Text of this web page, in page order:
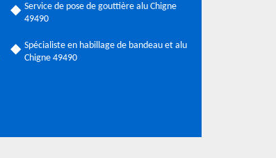
Service de pose de gouttière alu Chigne
49490
Spécialiste en habillage de bandeau et alu
Chigne 49490